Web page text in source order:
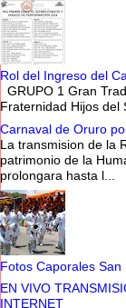
Rol del Ingreso del
GRUPO 1 Gran
Fraternidad
Carnaval de Oruro
La transmision de la
patrimonio de la
prolongara hasta l...
Fotos Caporales
EN VIVO
INTERNET